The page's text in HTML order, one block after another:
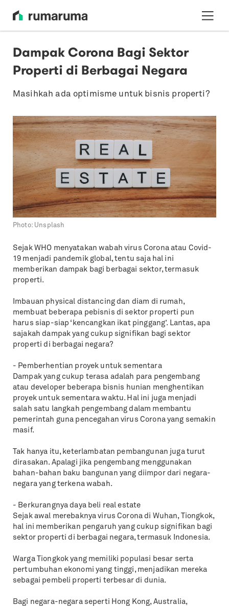
Dampak Corona Bagi Sektor
Properti di Berbagai Negara
Masihkah ada optimisme untuk bisnis properti?
Photo: Unsplash
Sejak WHO menyatakan wabah virus Corona atau Covid-
19 menjadi pandemik global, tentu saja hal ini
memberikan dampak bagi berbagai sektor, termasuk
properti.
Imbauan physical distancing dan diam di rumah,
membuat beberapa pebisnis di sektor properti pun
harus siap-siap ‘kencangkan ikat pinggang’. Lantas, apa
sajakah dampak yang cukup signifikan bagi sektor
properti di berbagai negara?
- Pemberhentian proyek untuk sementara
Dampak yang cukup terasa adalah para pengembang
atau developer beberapa bisnis hunian menghentikan
proyek untuk sementara waktu. Hal ini juga menjadi
salah satu langkah pengembang dalam membantu
pemerintah guna pencegahan virus Corona yang semakin
masif.
Tak hanya itu, keterlambatan pembangunan juga turut
dirasakan. Apalagi jika pengembang menggunakan
bahan-bahan baku bangunan yang diimpor dari negara-
negara yang terkena wabah.
- Berkurangnya daya beli real estate
Sejak awal merebaknya virus Corona di Wuhan, Tiongkok,
hal ini memberikan pengaruh yang cukup signifikan bagi
sektor properti di berbagai negara, termasuk Indonesia.
Warga Tiongkok yang memiliki populasi besar serta
pertumbuhan ekonomi yang tinggi, menjadikan mereka
sebagai pembeli properti terbesar di dunia.
Bagi negara-negara seperti Hong Kong, Australia,